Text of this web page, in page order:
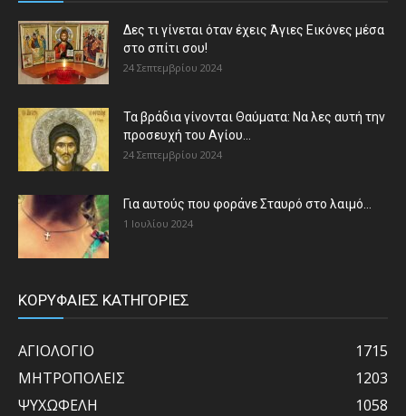
Δες τι γίνεται όταν έχεις Άγιες Εικόνες μέσα
στο σπίτι σου!
24 Σεπτεμβρίου 2024
Τα βράδια γίνονται Θαύματα: Να λες αυτή την
προσευχή του Αγίου...
24 Σεπτεμβρίου 2024
Για αυτούς που φοράνε Σταυρό στο λαιμό…
1 Ιουλίου 2024
ΚΟΡΥΦΑΙΕΣ ΚΑΤΗΓΟΡΙΕΣ
ΑΓΙΟΛΟΓΙΟ
1715
ΜΗΤΡΟΠΟΛΕΙΣ
1203
ΨΥΧΩΦΕΛΗ
1058